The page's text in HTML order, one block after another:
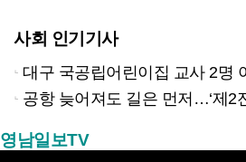
사회 인기기사
대구 국공립어린이집 교사 2명
공항 늦어져도 길은 먼저…‘제2전성기’
영남일보TV